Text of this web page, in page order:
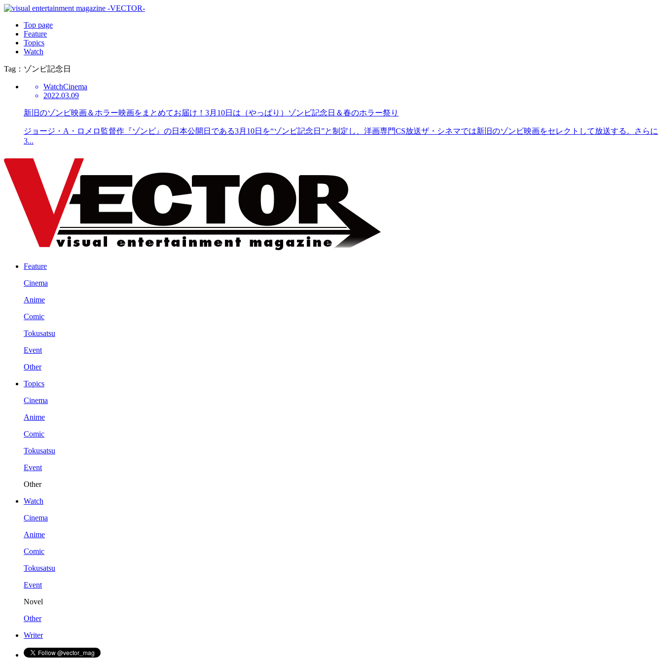
Top page
Feature
Topics
Watch
Tag：ゾンビ記念日
WatchCinema
2022.03.09
新旧のゾンビ映画＆ホラー映画をまとめてお届け！3月10日は（やっぱり）ゾンビ記念日＆春のホラー祭り
ジョージ・A・ロメロ監督作『ゾンビ』の日本公開日である3月10日を“ゾンビ記念日”と制定し、洋画専門CS放送ザ・シネマでは新旧のゾンビ映画をセレクトして放送する。さらに
3...
Feature
Cinema
Anime
Comic
Tokusatsu
Event
Other
Topics
Cinema
Anime
Comic
Tokusatsu
Event
Other
Watch
Cinema
Anime
Comic
Tokusatsu
Event
Novel
Other
Writer